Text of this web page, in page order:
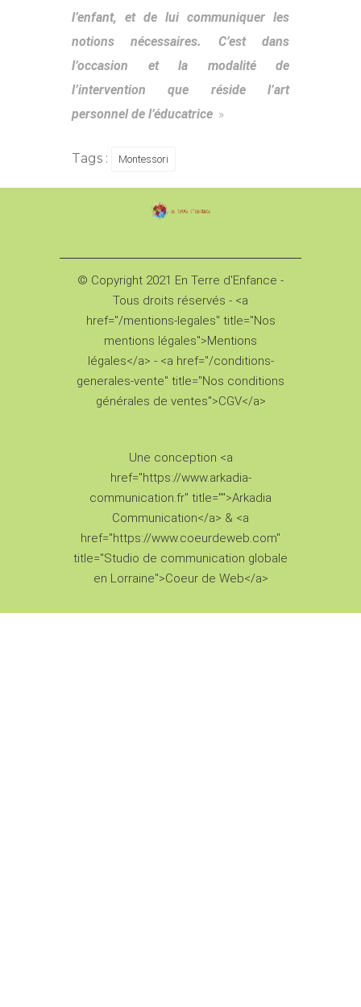
l’enfant, et de lui communiquer les
notions nécessaires. C’est dans
l’occasion et la modalité de
l’intervention que réside l’art
personnel de l’éducatrice. »
Tags : Montessori
© Copyright 2021 En Terre d'Enfance -
Tous droits réservés - <a
href="/mentions-legales" title="Nos
mentions légales">Mentions
légales</a> - <a href="/conditions-
generales-vente" title="Nos conditions
générales de ventes">CGV</a>
Une conception <a
href="https://www.arkadia-
communication.fr" title="">Arkadia
Communication</a> & <a
href="https://www.coeurdeweb.com"
title="Studio de communication globale
en Lorraine">Coeur de Web</a>